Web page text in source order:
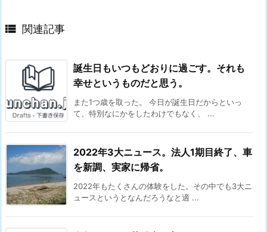
 関連記事
誕生日もいつもどおりに過ごす。それも
幸せというものだと思う。
また1つ歳を取った。 今日が誕生日だからといっ
て、特別なにかをしたわけでもなく、 ...
2022年3大ニュース。法人1期目終了、車
を新調、実家に帰省。
2022年もたくさんの体験をした。その中でも3大ニ
ュースというとなんだろうなと適 ...